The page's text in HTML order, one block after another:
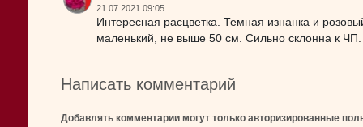
21.07.2021 09:05
Интересная расцветка. Темная изнанка и
маленький, не выше 50 см. Сильно склонна к ЧП.
Написать комментарий
Добавлять комментарии могут только авторизированные